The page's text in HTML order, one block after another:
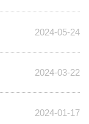
2024-05-24
2024-03-22
2024-01-17